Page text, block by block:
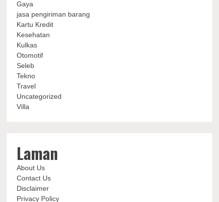
Gaya
jasa pengiriman barang
Kartu Kredit
Kesehatan
Kulkas
Otomotif
Seleb
Tekno
Travel
Uncategorized
Villa
Laman
About Us
Contact Us
Disclaimer
Privacy Policy